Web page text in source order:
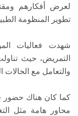
لعرض أفكارهم
تطوير المنظومة
شهدت فعاليات
التمريض، حيث
والتعامل مع الحالات
كما كان هناك حضور
محاور هامة مثل